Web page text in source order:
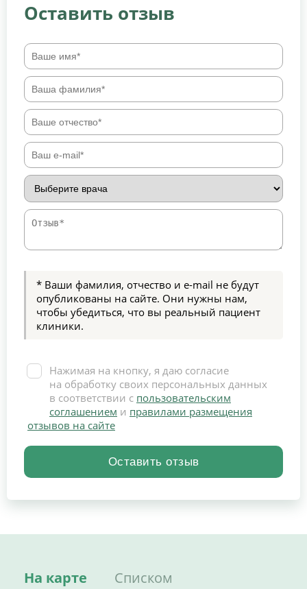
Оставить отзыв
* Ваши фамилия, отчество и e-mail не будут
опубликованы на сайте. Они нужны нам,
чтобы убедиться, что вы реальный пациент
клиники.
Нажимая на кнопку, я даю согласие
на обработку своих персональных данных
в соответствии с пользовательским
соглашением и правилами размещения
отзывов на сайте
На карте Списком